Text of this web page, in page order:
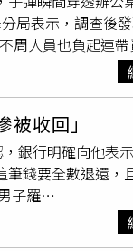
。根據紀錄顯示
暴力襲警以及致命
局表示，調查後
周人員也負起連帶
慎
板機擊
，林姓女偵查佐
由所屬單位加強管
收回」
銀行明確向他表
筆錢要全數退還，
子羅
他打電話給銀行
算將這筆意外之